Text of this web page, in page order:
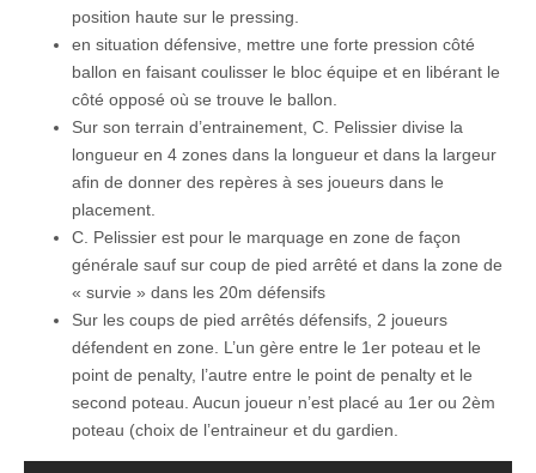
position haute sur le pressing.
en situation défensive, mettre une forte pression côté
ballon en faisant coulisser le bloc équipe et en libérant le
côté opposé où se trouve le ballon.
Sur son terrain d’entrainement, C. Pelissier divise la
longueur en 4 zones dans la longueur et dans la largeur
afin de donner des repères à ses joueurs dans le
placement.
C. Pelissier est pour le marquage en zone de façon
générale sauf sur coup de pied arrêté et dans la zone de
« survie » dans les 20m défensifs
Sur les coups de pied arrêtés défensifs, 2 joueurs
défendent en zone. L’un gère entre le 1er poteau et le
point de penalty, l’autre entre le point de penalty et le
second poteau. Aucun joueur n’est placé au 1er ou 2èm
poteau (choix de l’entraineur et du gardien.